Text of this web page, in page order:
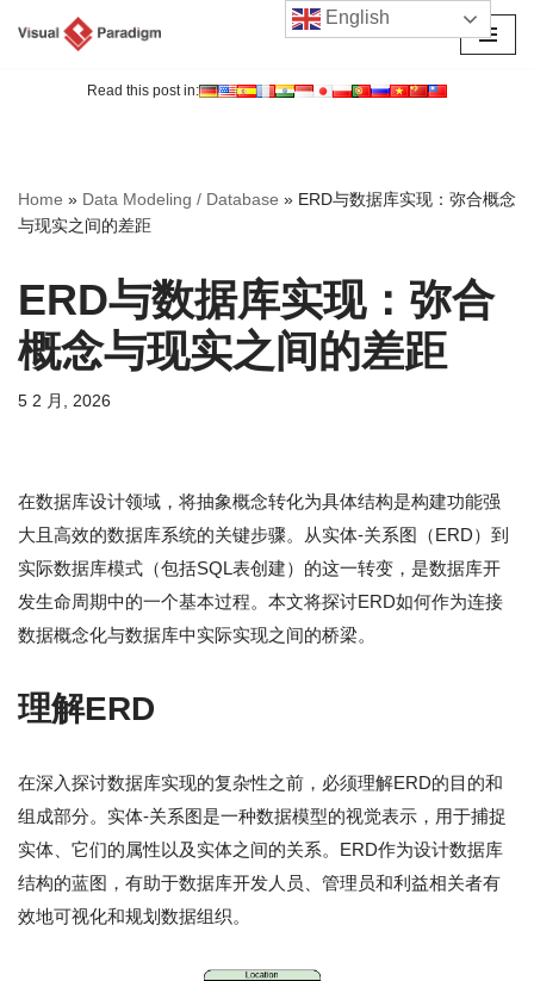
Read this post in:
Home » Data Modeling / Database » ERD与数据库实现：弥合概念
与现实之间的差距
ERD与数据库实现：弥合
概念与现实之间的差距
5 2 月, 2026
在数据库设计领域，将抽象概念转化为具体结构是构建功能强
大且高效的数据库系统的关键步骤。从实体-关系图（ERD）到
实际数据库模式（包括SQL表创建）的这一转变，是数据库开
发生命周期中的一个基本过程。本文将探讨ERD如何作为连接
数据概念化与数据库中实际实现之间的桥梁。
理解ERD
在深入探讨数据库实现的复杂性之前，必须理解ERD的目的和
组成部分。实体-关系图是一种数据模型的视觉表示，用于捕捉
实体、它们的属性以及实体之间的关系。ERD作为设计数据库
结构的蓝图，有助于数据库开发人员、管理员和利益相关者有
效地可视化和规划数据组织。
English